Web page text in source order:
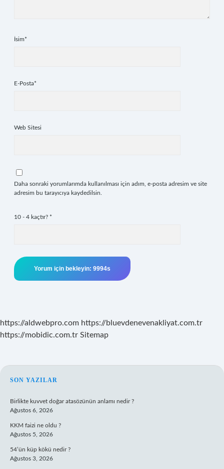
İsim*
E-Posta*
Web Sitesi
Daha sonraki yorumlarımda kullanılması için adım, e-posta adresim ve site
adresim bu tarayıcıya kaydedilsin.
10 - 4 kaçtır? *
https://aldwebpro.com https://bluevdenevenakliyat.com.tr
https://mobidic.com.tr Sitemap
SIDEBAR
SON YAZILAR
Birlikte kuvvet doğar atasözünün anlamı nedir ?
Ağustos 6, 2026
KKM faizi ne oldu ?
Ağustos 5, 2026
54’ün küp kökü nedir ?
Ağustos 3, 2026